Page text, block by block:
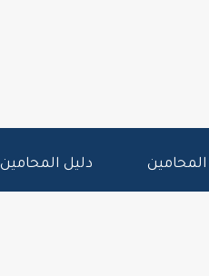
المحامين دليل المحامين